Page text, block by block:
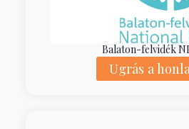
Balaton-felvidék
Ugrás a